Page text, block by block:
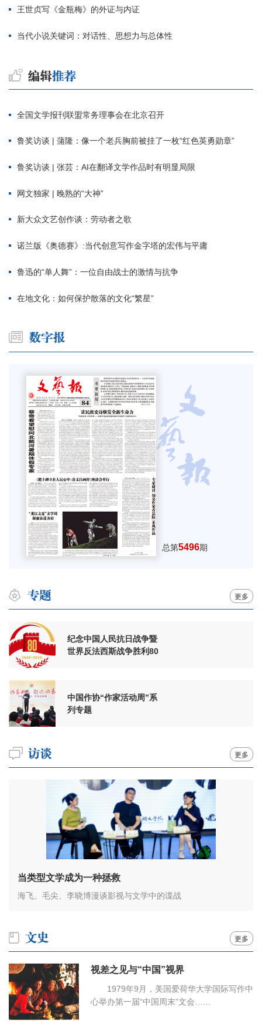
王世贞写《金瓶梅》的外证与内证
当代小说关键词：对话性、思想力与总体性
全国文学报刊联盟常务理事会在北京召开
鲁奖访谈 | 蒲隆：像一个老兵胸前被挂了一枚“红色英勇勋章”
鲁奖访谈 | 张芸：AI在翻译文学作品时有明显局限
网文独家 | 晚熟的“大神”
新大众文艺创作谈：劳动者之歌
诺兰版《奥德赛》:当代创意写作金字塔的宏伟与平庸
鲁迅的“单人舞”：一位自由战士的激情与抗争
在地文化：如何保护散落的文化“繁星”
总第5496期
更多
纪念中国人民抗日战争暨
世界反法西斯战争胜利80
中国作协“作家活动周”系
列专题
更多
当类型文学成为一种拯救
海飞、毛尖、李晓博漫谈影视与文学中的谍战
更多
视差之见与“中国”视界
1979年9月，美国爱荷华大学国际写作中
心举办第一届“中国周末”文会……